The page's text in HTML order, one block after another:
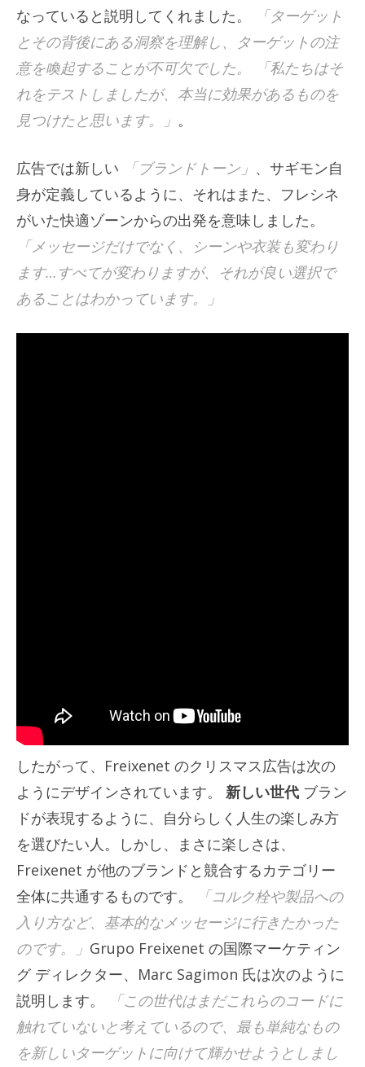
なっていると説明してくれました。
「ターゲット
とその背後にある洞察を理解し、ターゲットの注
意を喚起することが不可欠でした。 「私たちはそ
れをテストしましたが、本当に効果があるものを
見つけたと思います。」 。
広告では新しい 「ブランドトーン」 、サギモン自
身が定義しているように、それはまた、フレシネ
がいた快適ゾーンからの出発を意味しました。
「メッセージだけでなく、シーンや衣装も変わり
ます…すべてが変わりますが、それが良い選択で
あることはわかっています。」
したがって、Freixenet のクリスマス広告は次の
ようにデザインされています。 新しい世代 ブラン
ドが表現するように、自分らしく人生の楽しみ方
を選びたい人。しかし、まさに楽しさは、
Freixenet が他のブランドと競合するカテゴリー
全体に共通するものです。
「コルク栓や製品への
入り方など、基本的なメッセージに行きたかった
のです。」 Grupo Freixenet の国際マーケティン
グ ディレクター、Marc Sagimon 氏は次のように
説明します。
「この世代はまだこれらのコードに
触れていないと考えているので、最も単純なもの
を新しいターゲットに向けて輝かせようとしまし